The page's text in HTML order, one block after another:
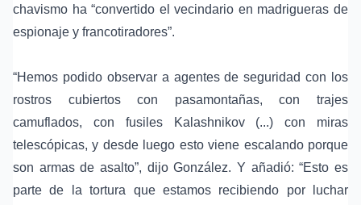
chavismo ha “convertido el vecindario en madrigueras de
espionaje y francotiradores”.
“Hemos podido observar a agentes de seguridad con los
rostros cubiertos con pasamontañas, con trajes
camuflados, con fusiles Kalashnikov (...) con miras
telescópicas, y desde luego esto viene escalando porque
son armas de asalto”, dijo González. Y añadió: “Esto es
parte de la tortura que estamos recibiendo por luchar